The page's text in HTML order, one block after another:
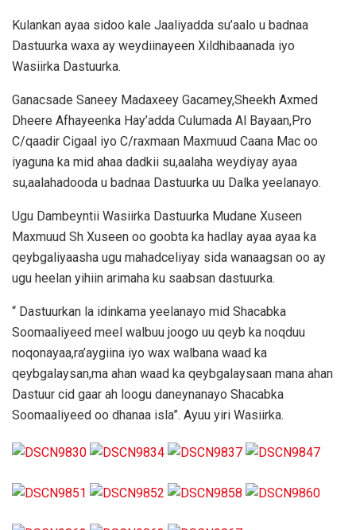
Kulankan ayaa sidoo kale Jaaliyadda su’aalo u badnaa
Dastuurka waxa ay weydiinayeen Xildhibaanada iyo
Wasiirka Dastuurka.
Ganacsade Saneey Madaxeey Gacamey,Sheekh Axmed
Dheere Afhayeenka Hay’adda Culumada Al Bayaan,Pro
C/qaadir Cigaal iyo C/raxmaan Maxmuud Caana Mac oo
iyaguna ka mid ahaa dadkii su,aalaha weydiyay ayaa
su,aalahadooda u badnaa Dastuurka uu Dalka yeelanayo.
Ugu Dambeyntii Wasiirka Dastuurka Mudane Xuseen
Maxmuud Sh Xuseen oo goobta ka hadlay ayaa ayaa ka
qeybgaliyaasha ugu mahadceliyay sida wanaagsan oo ay
ugu heelan yihiin arimaha ku saabsan dastuurka.
“ Dastuurkan la idinkama yeelanayo mid Shacabka
Soomaaliyeed meel walbuu joogo uu qeyb ka noqduu
noqonayaa,ra’aygiina iyo wax walbana waad ka
qeybgalaysan,ma ahan waad ka qeybgalaysaan mana ahan
Dastuur cid gaar ah loogu daneynanayo Shacabka
Soomaaliyeed oo dhanaa isla”. Ayuu yiri Wasiirka.